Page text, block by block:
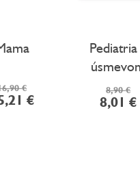
€
€
Pediatria
8,90 €
8,01 €